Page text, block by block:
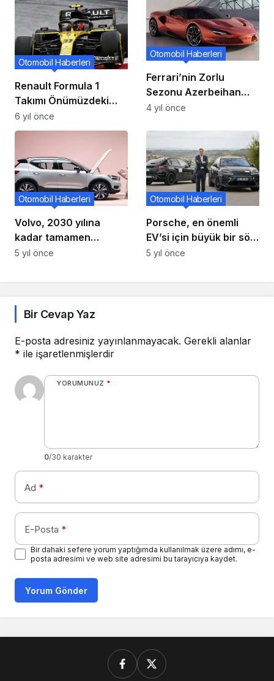
Renault Formula 1
Takımı Önümüzdeki
Sene İsim Değiştirecek!
Otomobil Haberleri
6 yıl önce
Ferrari’nin Zorlu
Sezonu Azerbeihan
Grand Prix’sinde Daha
Otomobil Haberleri
4 yıl önce
Volvo, 2030 yılına
kadar tamamen
elektrikli olmayı ve
Otomobil Haberleri
5 yıl önce
Porsche, en önemli
EV’si için büyük bir söz
veriyor
Otomobil Haberleri
5 yıl önce
Bir Cevap Yaz
E-posta adresiniz yayınlanmayacak. Gerekli alanlar
* ile işaretlenmişlerdir
YORUMUNUZ *
0/30 karakter
Ad *
E-Posta *
Bir dahaki sefere yorum yaptığımda kullanılmak üzere adımı, e-
posta adresimi ve web site adresimi bu tarayıcıya kaydet.
Yorum Gönder